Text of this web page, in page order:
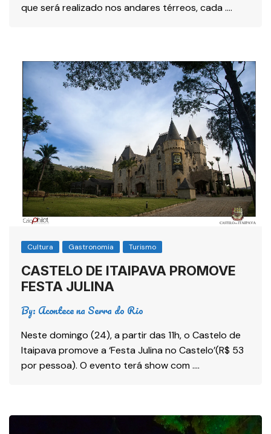
que será realizado nos andares térreos, cada ….
Cultura Gastronomia Turismo
CASTELO DE ITAIPAVA PROMOVE
FESTA JULINA
By: Acontece na Serra do Rio
Neste domingo (24), a partir das 11h, o Castelo de
Itaipava promove a ‘Festa Julina no Castelo’(R$ 53
por pessoa). O evento terá show com ….